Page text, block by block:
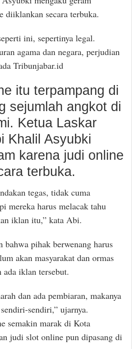
diiklankan secara terbuka.
ini, sepertinya legal.
agama dan negara, perjudian
Tribunjabar.id
itu terpampang di
sejumlah angkot di
Ketua Laskar
Khalil Asyubki
karena judi online
terbuka.
tegas, tidak cuma
mereka harus melacak tahu
iklan itu,” kata Abi.
pihak berwenang harus
akan masyarakat dan ormas
ada iklan tersebut.
dan ada pembiaran, makanya
sendiri,” ujarnya.
semakin marak di Kota
judi slot online pun dipasang di